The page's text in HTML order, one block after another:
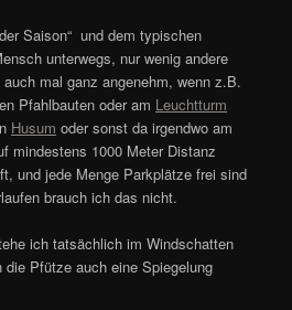
Saison“ und dem typischen
unterwegs, nur wenig andere
mal ganz angenehm, wenn z.B.
Pfahlbauten oder am Leuchtturm
Husum oder sonst da irgendwo am
mindestens 1000 Meter Distanz
und jede Menge Parkplätze frei sind
brauch ich das nicht.
ich tatsächlich im Windschatten
Pfütze auch eine Spiegelung